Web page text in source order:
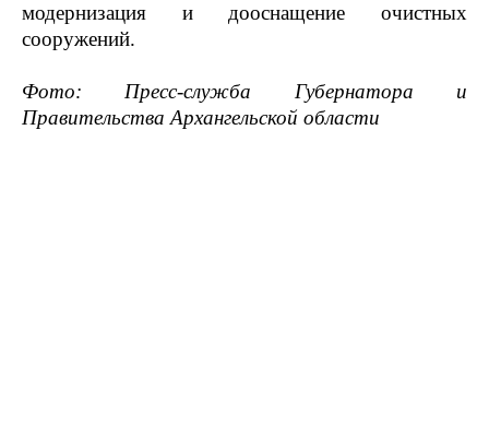
модернизация и дооснащение очистных
сооружений.
Фото: Пресс-служба Губернатора и
Правительства Архангельской области